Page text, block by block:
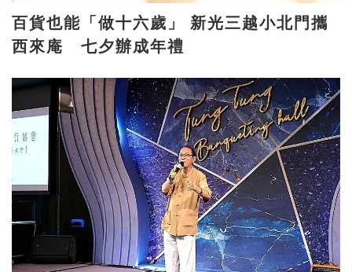
百貨也能「做十六歲」 新光三越小北門攜
西來庵 七夕辦成年禮